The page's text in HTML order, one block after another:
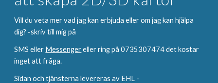
Vill du veta mer vad jag kan erbjuda eller om jag kan hjälpa
dig? -skriv till mig på
SMS eller Messenger eller ring på 0735307474 det kostar
inget att fråga.
Sidan och tjänsterna levereras av EHL -